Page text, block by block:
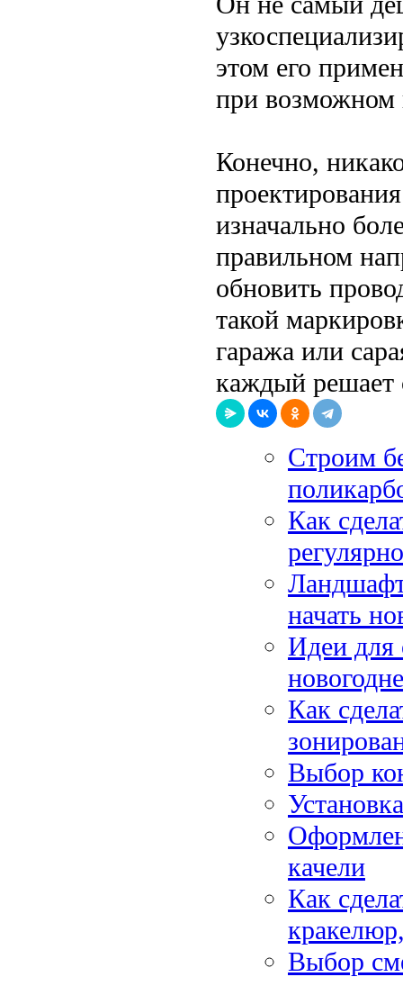
этом его
при возможном
Конечно,
изначально
правильном
обновить
такой
гаража или
каждый решает
Строим
Как
начать
Идеи для
Как
Выбор
качели
Как
Выбор